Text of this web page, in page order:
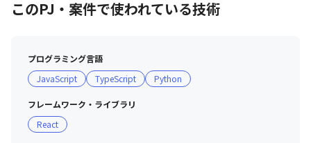
このPJ・案件で使われている技術
プログラミング言語
JavaScript
TypeScript Python
フレームワーク・ライブラリ
React